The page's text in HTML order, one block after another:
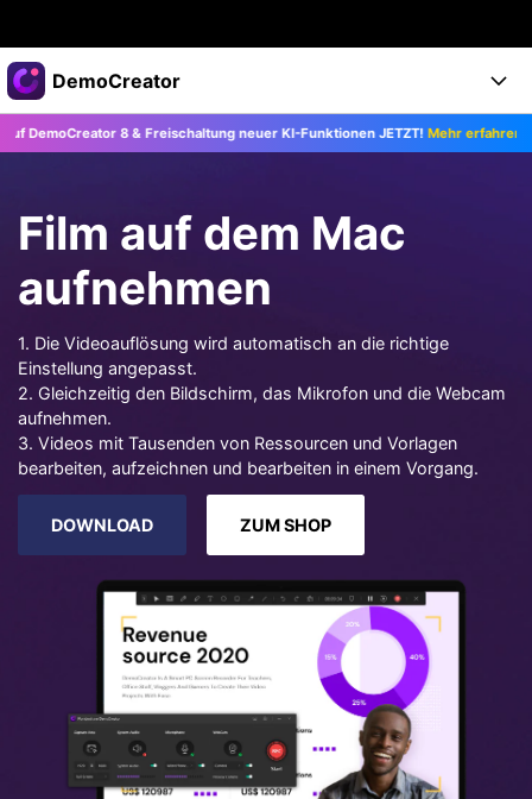
Top-Produkte
KI-gestützte digitale Kreativität
Dienstprogramme
Business
Lösungen
Presseraum
Support
DemoCreator
Produkte
Funktionen
Alle Funktionen >
KI-Funktionen
KI Tipps
Alle KI Funktionen >
DemoCreator für
Blog
Mehr Lösungen finden >
Los geht's
Support
Business
Upgrade auf DemoCreator 8
8 & Freischaltung neuer KI-Funktionen JETZT!Mehr erfahren >>
Film auf dem Mac
aufnehmen
1. Die Videoauflösung wird automatisch an die richtige
Einstellung angepasst.
2. Gleichzeitig den Bildschirm, das Mikrofon und die Webcam
aufnehmen.
3. Videos mit Tausenden von Ressourcen und Vorlagen
bearbeiten, aufzeichnen und bearbeiten in einem Vorgang.
DOWNLOAD ZUM SHOP